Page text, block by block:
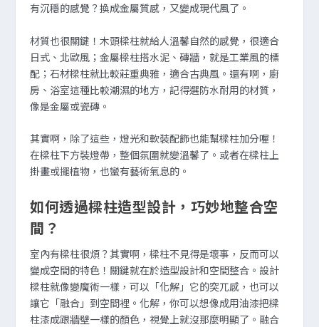
有沉穩的感覺？換成金屬質感，又變成現代風了。
材質也很關鍵！木頭樑柱就給人溫馨自然的感覺，很適合
日式、北歐風；金屬樑柱搭水泥、磚牆，就是工業風的標
配；石材樑柱就比較莊重典雅，適合古典風。還有啊，廚
房、浴室這種比較潮濕的地方，記得選防水耐用的材質，
像是金屬或瓷磚。
其實啊，除了這些，燈光和軟裝配飾也能幫樑柱加分喔！
在樑柱下方裝燈帶，整個氛圍就變溫馨了。或者在樑柱上
掛畫或擺植物，也蠻有藝術氣息的。
如何透過樑柱造型設計，巧妙地整合空
間？
室內有樑柱很煩？其實啊，樑柱不見得是壞事，反而可以
變成空間的特色！關鍵就在於造型設計和空間整合。設計
樑柱就像變魔術一樣，可以「化解」它的突兀感，也可以
讓它「融合」到空間裡。化解，你可以想像成用油漆把樑
柱漆成跟牆壁一樣的顏色，視覺上就沒那麼明顯了。融合